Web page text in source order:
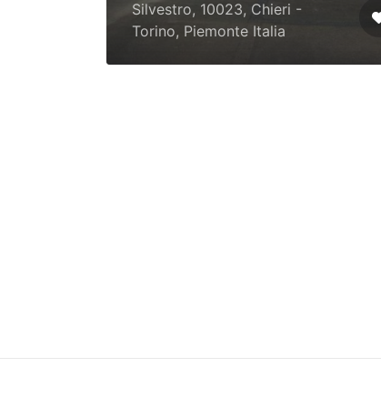
Silvestro, 10023, Chieri -
Torino, Piemonte Italia